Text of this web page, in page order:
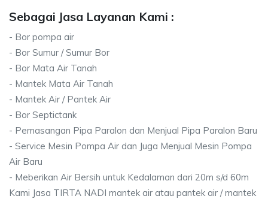
Sebagai Jasa Layanan Kami :
- Bor pompa air
- Bor Sumur / Sumur Bor
- Bor Mata Air Tanah
- Mantek Mata Air Tanah
- Mantek Air / Pantek Air
- Bor Septictank
- Pemasangan Pipa Paralon dan Menjual Pipa Paralon Baru
- Service Mesin Pompa Air dan Juga Menjual Mesin Pompa
Air Baru
- Meberikan Air Bersih untuk Kedalaman dari 20m s/d 60m
Kami Jasa TIRTA NADI mantek air atau pantek air / mantek